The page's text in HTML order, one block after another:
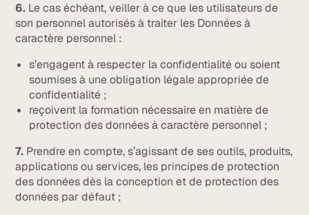
6. Le cas échéant, veiller à ce que les utilisateurs de
son personnel autorisés à traiter les Données à
caractère personnel :
s’engagent à respecter la confidentialité ou soient
soumises à une obligation légale appropriée de
confidentialité ;
reçoivent la formation nécessaire en matière de
protection des données à caractère personnel ;
7. Prendre en compte, s’agissant de ses outils, produits,
applications ou services, les principes de protection
des données dès la conception et de protection des
données par défaut ;